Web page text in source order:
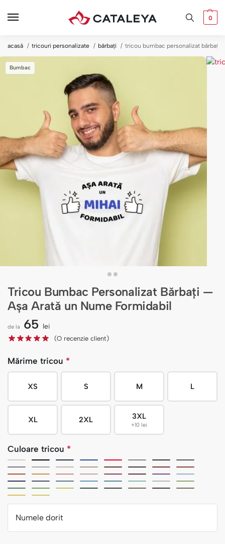
0
acasă tricouri personalizate bărbați tricou bumbac personalizat bărbați
Bumbac
Tricou Bumbac Personalizat Bărbați —
Așa Arată un Nume Formidabil
de la 65 lei
(O recenzie client)
Mărime tricou *
XS S M L
XL 2XL 3XL
+10 lei
Culoare tricou *
Numele dorit